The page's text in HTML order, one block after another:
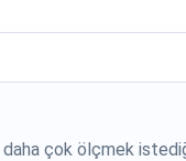
çok ölçmek